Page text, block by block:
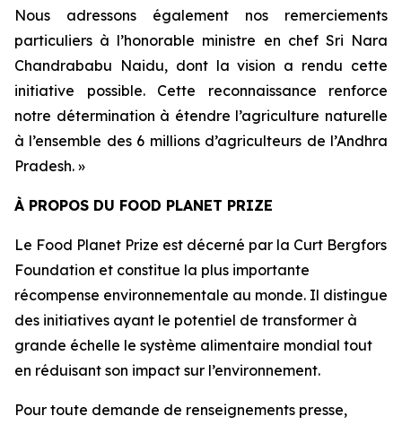
Nous adressons également nos remerciements
particuliers à l’honorable ministre en chef Sri Nara
Chandrababu Naidu, dont la vision a rendu cette
initiative possible. Cette reconnaissance renforce
notre détermination à étendre l’agriculture naturelle
à l’ensemble des 6 millions d’agriculteurs de l’Andhra
Pradesh. »
À PROPOS DU FOOD PLANET PRIZE
Le Food Planet Prize est décerné par la Curt Bergfors
Foundation et constitue la plus importante
récompense environnementale au monde. Il distingue
des initiatives ayant le potentiel de transformer à
grande échelle le système alimentaire mondial tout
en réduisant son impact sur l’environnement.
Pour toute demande de renseignements presse,